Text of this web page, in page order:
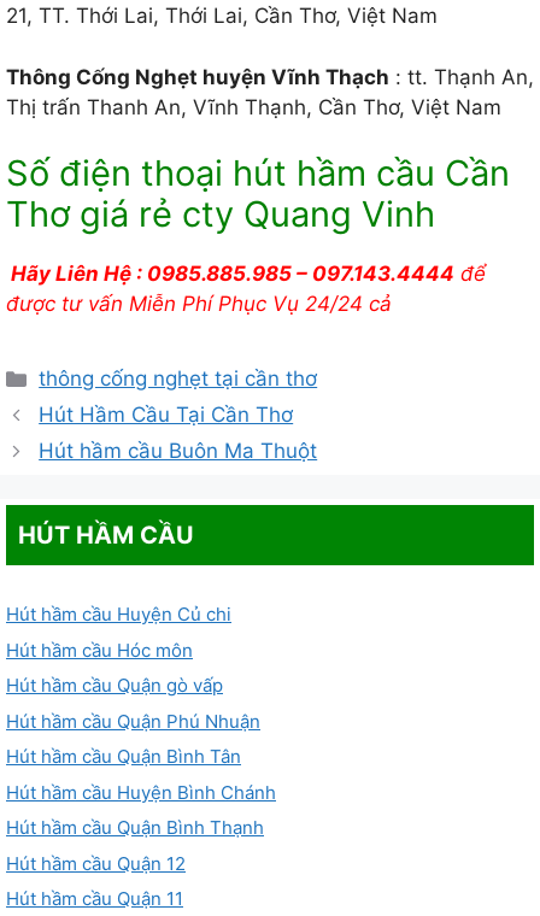
21, TT. Thới Lai, Thới Lai, Cần Thơ, Việt Nam
Thông Cống Nghẹt huyện Vĩnh Thạch : tt. Thạnh An,
Thị trấn Thanh An, Vĩnh Thạnh, Cần Thơ, Việt Nam
Số điện thoại hút hầm cầu Cần
Thơ giá rẻ cty Quang Vinh
Hãy Liên Hệ : 0985.885.985 – 097.143.4444 để
được tư vấn Miễn Phí Phục Vụ 24/24 cả
Danh
mục
thông cống nghẹt tại cần thơ
Hút Hầm Cầu Tại Cần Thơ
Hút hầm cầu Buôn Ma Thuột
HÚT HẦM CẦU
Hút hầm cầu Huyện Củ chi
Hút hầm cầu Hóc môn
Hút hầm cầu Quận gò vấp
Hút hầm cầu Quận Phú Nhuận
Hút hầm cầu Quận Bình Tân
Hút hầm cầu Huyện Bình Chánh
Hút hầm cầu Quận Bình Thạnh
Hút hầm cầu Quận 12
Hút hầm cầu Quận 11